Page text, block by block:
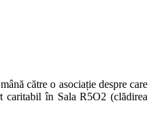
către o asociație despre care
caritabil în Sala R5O2 (clădirea